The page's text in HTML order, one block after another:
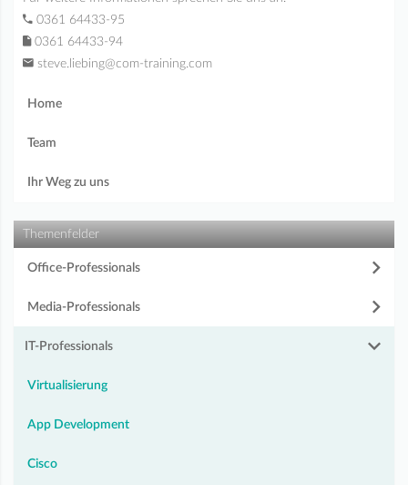
0361 64433-95
0361 64433-94
steve.liebing@com-training.com
Home
Team
Ihr Weg zu uns
Themenfelder
Office-Professionals
Media-Professionals
IT-Professionals
Virtualisierung
App Development
Cisco